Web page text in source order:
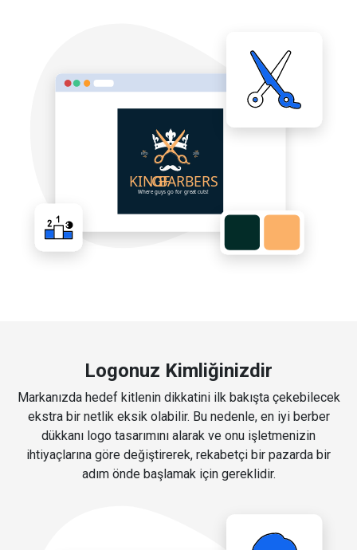
Logonuz Kimliğinizdir
Markanızda hedef kitlenin dikkatini ilk bakışta çekebilecek
ekstra bir netlik eksik olabilir. Bu nedenle, en iyi berber
dükkanı logo tasarımını alarak ve onu işletmenizin
ihtiyaçlarına göre değiştirerek, rekabetçi bir pazarda bir
adım önde başlamak için gereklidir.